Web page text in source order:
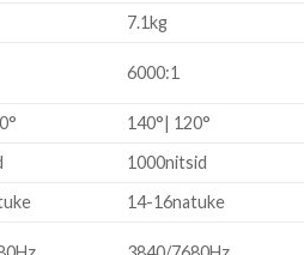
7.1kg
6000:1
140°| 120°
1000nitsid
14-16natuke